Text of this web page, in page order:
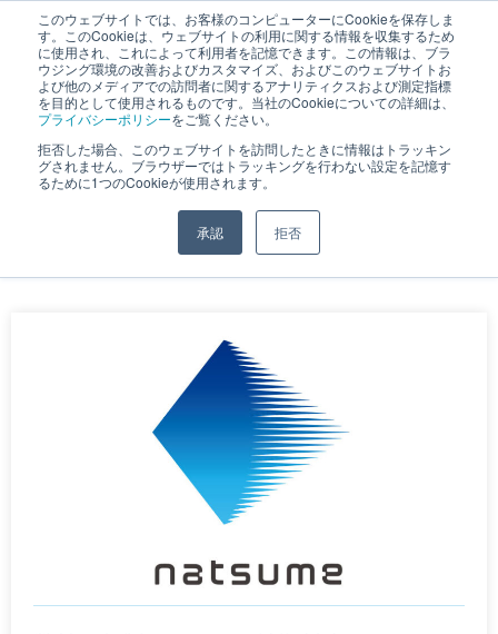
このウェブサイトでは、お客様のコンピューターにCookieを保存しま
す。このCookieは、ウェブサイトの利用に関する情報を収集するため
に使用され、これによって利用者を記憶できます。この情報は、ブラ
ウジング環境の改善およびカスタマイズ、およびこのウェブサイトお
よび他のメディアでの訪問者に関するアナリティクスおよび測定指標
を目的として使用されるものです。当社のCookieについての詳細は、
プライバシーポリシーをご覧ください。
拒否した場合、このウェブサイトを訪問したときに情報はトラッキン
グされません。ブラウザーではトラッキングを行わない設定を記憶す
るために1つのCookieが使用されます。
承認 拒否
JP｜EN
お知らせ